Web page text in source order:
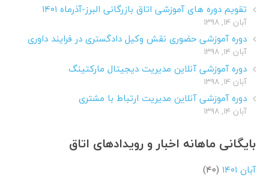
تقویم دوره های آموزشی اتاق بازرگانی البرز-آذرماه ۱۴۰۱
آبان ۱۴, ۱۳۹۸
دوره آموزشی حضوری نقش وکیل دادگستری در فرایند داوری
آبان ۱۴, ۱۳۹۸
دوره آموزشی آنلاین مدیریت دیجیتال مارکتینگ
آبان ۱۴, ۱۳۹۸
دوره آموزشی آنلاین مدیریت ارتباط با مشتری
آبان ۱۴, ۱۳۹۸
بایگانی ماهانه اخبار و رویدادهای اتاق
آبان ۱۴۰۱
(۴۰)